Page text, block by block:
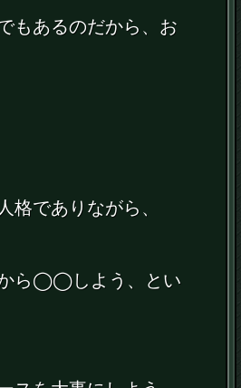
もあるのだから、お
格でありながら、
から◯◯しよう、とい